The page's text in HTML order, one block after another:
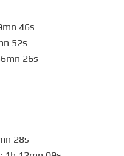
46s
52s
26s
28s